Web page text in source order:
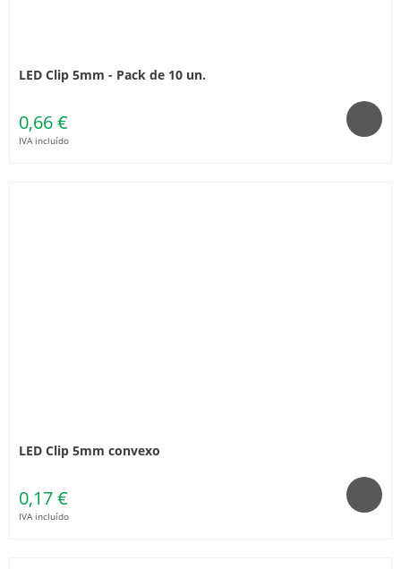
LED Clip 5mm - Pack de 10 un.
0,66 €
IVA incluído
LED Clip 5mm convexo
0,17 €
IVA incluído